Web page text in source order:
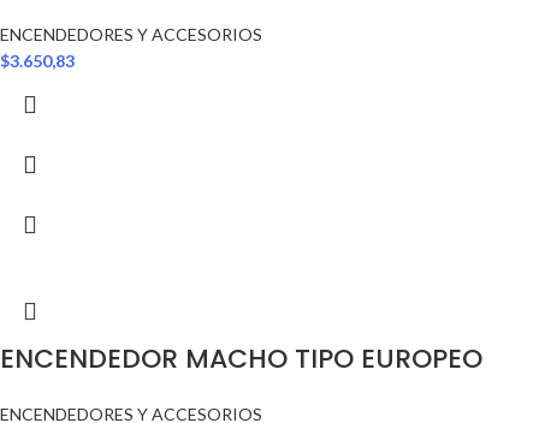
ENCENDEDORES Y ACCESORIOS
$3.650,83
ENCENDEDOR MACHO TIPO EUROPEO
ENCENDEDORES Y ACCESORIOS